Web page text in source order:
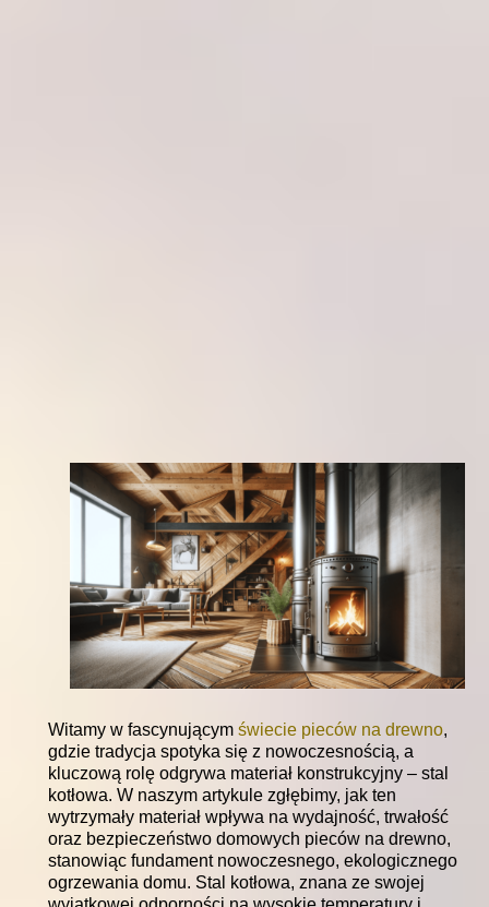
Witamy w fascynującym świecie pieców na drewno
gdzie tradycja spotyka się z nowoczesnością, a
kluczową rolę odgrywa materiał konstrukcyjny – stal
kotłowa. W naszym artykule zgłębimy, jak ten
wytrzymały materiał wpływa na wydajność, trwałość
oraz bezpieczeństwo domowych pieców na drewno,
stanowiąc fundament nowoczesnego, ekologicznego
ogrzewania domu. Stal kotłowa, znana ze swojej
wyjątkowej odporności na wysokie temperatury i